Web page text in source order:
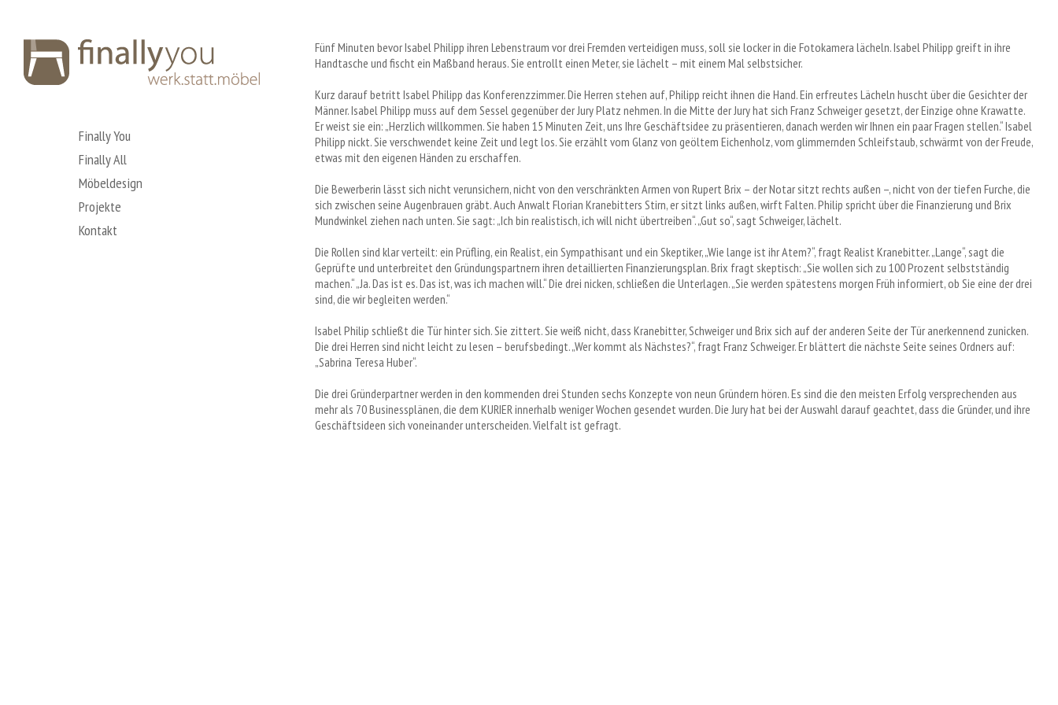
Finally You
Finally All
Möbeldesign
Projekte
Kontakt
Fünf Minuten bevor Isabel Philipp ihren Lebenstraum vor drei Fremden verteidigen muss, soll sie locker in die Fotokamera lächeln. Isabel Philipp greift in ihre
Handtasche und fischt ein Maßband heraus. Sie entrollt einen Meter, sie lächelt – mit einem Mal selbstsicher.
Kurz darauf betritt Isabel Philipp das Konferenzzimmer. Die Herren stehen auf, Philipp reicht ihnen die Hand. Ein erfreutes Lächeln huscht über die Gesichter der
Männer. Isabel Philipp muss auf dem Sessel gegenüber der Jury Platz nehmen. In die Mitte der Jury hat sich Franz Schweiger gesetzt, der Einzige ohne Krawatte.
Er weist sie ein: „Herzlich willkommen. Sie haben 15 Minuten Zeit, uns Ihre Geschäftsidee zu präsentieren, danach werden wir Ihnen ein paar Fragen stellen.“ Isabel
Philipp nickt. Sie verschwendet keine Zeit und legt los. Sie erzählt vom Glanz von geöltem Eichenholz, vom glimmernden Schleifstaub, schwärmt von der Freude,
etwas mit den eigenen Händen zu erschaffen.
Die Bewerberin lässt sich nicht verunsichern, nicht von den verschränkten Armen von Rupert Brix – der Notar sitzt rechts außen –, nicht von der tiefen Furche, die
sich zwischen seine Augenbrauen gräbt. Auch Anwalt Florian Kranebitters Stirn, er sitzt links außen, wirft Falten. Philip spricht über die Finanzierung und Brix
Mundwinkel ziehen nach unten. Sie sagt: „Ich bin realistisch, ich will nicht übertreiben“. „Gut so“, sagt Schweiger, lächelt.
Die Rollen sind klar verteilt: ein Prüfling, ein Realist, ein Sympathisant und ein Skeptiker, „Wie lange ist ihr Atem?“, fragt Realist Kranebitter. „Lange“, sagt die
Geprüfte und unterbreitet den Gründungspartnern ihren detaillierten Finanzierungsplan. Brix fragt skeptisch: „Sie wollen sich zu 100 Prozent selbstständig
machen.“ „Ja. Das ist es. Das ist, was ich machen will.“ Die drei nicken, schließen die Unterlagen. „Sie werden spätestens morgen Früh informiert, ob Sie eine der drei
sind, die wir begleiten werden.“
Isabel Philip schließt die Tür hinter sich. Sie zittert. Sie weiß nicht, dass Kranebitter, Schweiger und Brix sich auf der anderen Seite der Tür anerkennend zunicken.
Die drei Herren sind nicht leicht zu lesen – berufsbedingt. „Wer kommt als Nächstes?“, fragt Franz Schweiger. Er blättert die nächste Seite seines Ordners auf:
„Sabrina Teresa Huber“.
Die drei Gründerpartner werden in den kommenden drei Stunden sechs Konzepte von neun Gründern hören. Es sind die den meisten Erfolg versprechenden aus
mehr als 70 Businessplänen, die dem KURIER innerhalb weniger Wochen gesendet wurden. Die Jury hat bei der Auswahl darauf geachtet, dass die Gründer, und ihre
Geschäftsideen sich voneinander unterscheiden. Vielfalt ist gefragt.